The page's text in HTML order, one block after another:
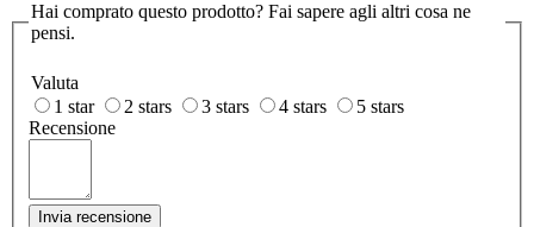
Hai comprato questo prodotto? Fai sapere agli altri cosa ne
pensi.
Valuta
1 star
2 stars 3 stars 4 stars
5 stars
Recensione
Invia recensione